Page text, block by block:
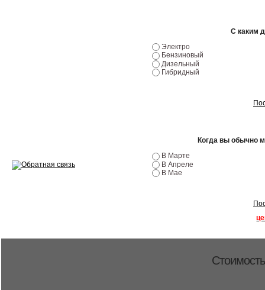
С каким
Электро
Бензиновый
Дизельный
Гибридный
Когда вы обычно
В Марте
В Апреле
В Мае